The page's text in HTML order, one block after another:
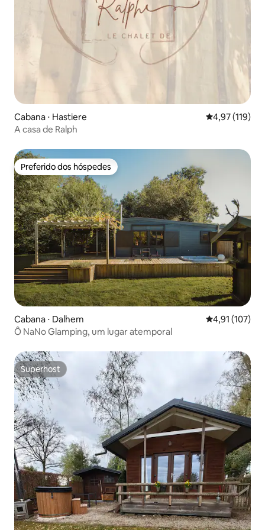
Cabana ⋅ Hastiere 4,97 de uma
4,97 (119)
A casa de Ralph
Preferido dos hóspedes
Preferido dos hóspedes
Cabana ⋅ Dalhem 4,91 de uma
4,91 (107)
Ô NaNo Glamping, um lugar atemporal
Superhost
Superhost